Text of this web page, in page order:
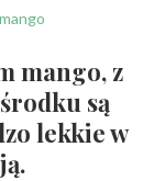
mango, z
są
lekkie w